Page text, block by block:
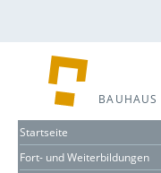
BAUHAUS
Startseite
Fort- und Weiterbildungen